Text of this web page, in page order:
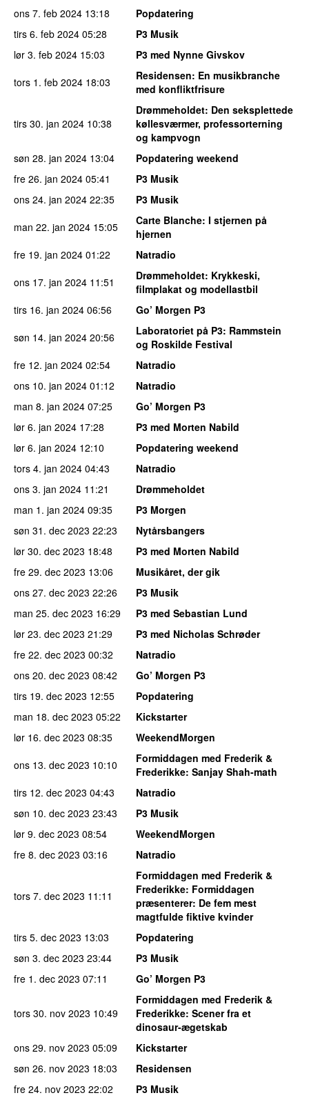
ons 7. feb 2024 13:18
Popdatering
tirs 6. feb 2024 05:28
P3 Musik
lør 3. feb 2024 15:03
P3 med Nynne Givskov
tors 1. feb 2024 18:03 Residensen: En musikbranche
med konfliktfrisure
tirs 30. jan 2024 10:38
Drømmeholdet: Den seksplettede
køllesværmer, professorterning
og kampvogn
søn 28. jan 2024 13:04
Popdatering weekend
fre 26. jan 2024 05:41
P3 Musik
ons 24. jan 2024 22:35
P3 Musik
man 22. jan 2024 15:05 Carte Blanche: I stjernen på
hjernen
fre 19. jan 2024 01:22
Natradio
ons 17. jan 2024 11:51 Drømmeholdet: Krykkeski,
filmplakat og modellastbil
tirs 16. jan 2024 06:56
Go’ Morgen P3
søn 14. jan 2024 20:56 Laboratoriet på P3: Rammstein
og Roskilde Festival
fre 12. jan 2024 02:54
Natradio
ons 10. jan 2024 01:12
Natradio
man 8. jan 2024 07:25
Go’ Morgen P3
lør 6. jan 2024 17:28
P3 med Morten Nabild
lør 6. jan 2024 12:10
Popdatering weekend
tors 4. jan 2024 04:43
Natradio
ons 3. jan 2024 11:21
Drømmeholdet
man 1. jan 2024 09:35
P3 Morgen
søn 31. dec 2023 22:23
Nytårsbangers
lør 30. dec 2023 18:48
P3 med Morten Nabild
fre 29. dec 2023 13:06
Musikåret, der gik
ons 27. dec 2023 22:26
P3 Musik
man 25. dec 2023 16:29
P3 med Sebastian Lund
lør 23. dec 2023 21:29
P3 med Nicholas Schrøder
fre 22. dec 2023 00:32
Natradio
ons 20. dec 2023 08:42
Go’ Morgen P3
tirs 19. dec 2023 12:55
Popdatering
man 18. dec 2023 05:22
Kickstarter
lør 16. dec 2023 08:35
WeekendMorgen
ons 13. dec 2023 10:10
Formiddagen med Frederik &
Frederikke: Sanjay Shah-math
tirs 12. dec 2023 04:43
Natradio
søn 10. dec 2023 23:43
P3 Musik
lør 9. dec 2023 08:54
WeekendMorgen
fre 8. dec 2023 03:16 Natradio
tors 7. dec 2023 11:11
Formiddagen med Frederik &
Frederikke: Formiddagen
præsenterer: De fem mest
magtfulde fiktive kvinder
tirs 5. dec 2023 13:03
Popdatering
søn 3. dec 2023 23:44
P3 Musik
fre 1. dec 2023 07:11 Go’ Morgen P3
tors 30. nov 2023 10:49
Formiddagen med Frederik &
Frederikke: Scener fra et
dinosaur-ægetskab
ons 29. nov 2023 05:09
Kickstarter
søn 26. nov 2023 18:03
Residensen
fre 24. nov 2023 22:02
P3 Musik